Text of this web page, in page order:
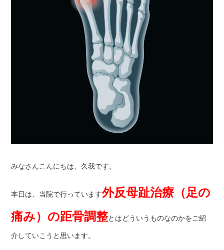
みなさんこんにちは、久我です。
本日は、当院で行っています外反母趾治療（足の
痛み）の距骨調整とはどういうものなのかをご紹
介していこうと思います。